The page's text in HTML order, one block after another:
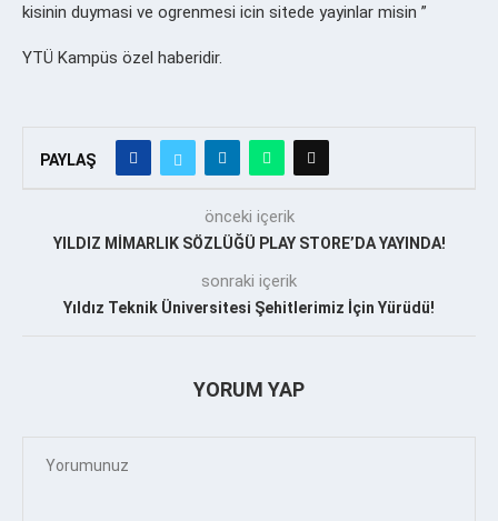
kisinin duymasi ve ogrenmesi icin sitede yayinlar misin ”
YTÜ Kampüs özel haberidir.
PAYLAŞ
önceki içerik
YILDIZ MİMARLIK SÖZLÜĞÜ PLAY STORE’DA YAYINDA!
sonraki içerik
Yıldız Teknik Üniversitesi Şehitlerimiz İçin Yürüdü!
YORUM YAP